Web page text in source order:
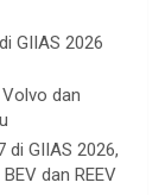
GIIAS 2026
dan
di GIIAS 2026,
dan REEV